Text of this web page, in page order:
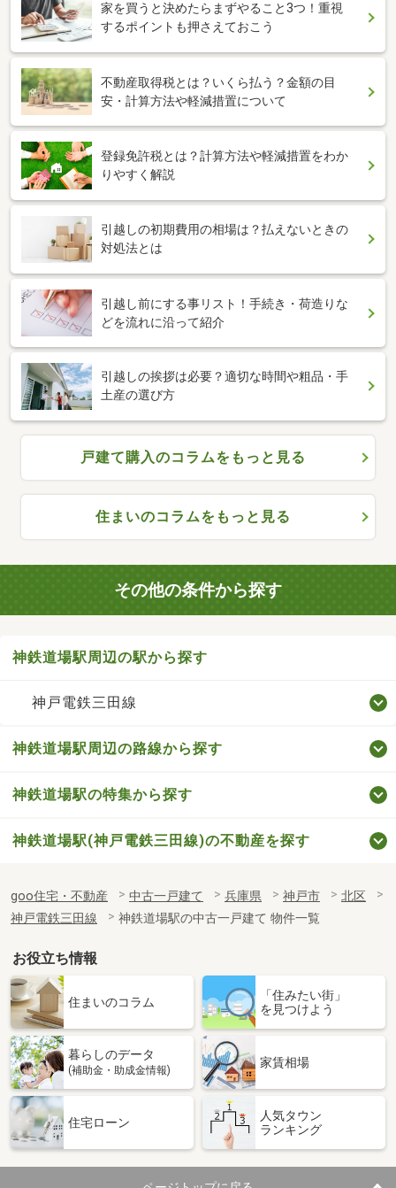
家を買うと決めたらまずやること3つ！重視
するポイントも押さえておこう
不動産取得税とは？いくら払う？金額の目
安・計算方法や軽減措置について
登録免許税とは？計算方法や軽減措置をわか
りやすく解説
引越しの初期費用の相場は？払えないときの
対処法とは
引越し前にする事リスト！手続き・荷造りな
どを流れに沿って紹介
引越しの挨拶は必要？適切な時間や粗品・手
土産の選び方
戸建て購入のコラムをもっと見る
住まいのコラムをもっと見る
その他の条件から探す
神鉄道場駅周辺の駅から探す
神戸電鉄三田線
神鉄道場駅周辺の路線から探す
神鉄道場駅の特集から探す
神鉄道場駅(神戸電鉄三田線)の不動産を探す
goo住宅・不動産 中古一戸建て 兵庫県 神戸市
北区
神戸電鉄三田線
神鉄道場駅の中古一戸建て 物件一覧
お役立ち情報
住まいのコラム
「住みたい街」
を見つけよう
暮らしのデータ
(補助金・助成金情報)
家賃相場
住宅ローン
人気タウン
ランキング